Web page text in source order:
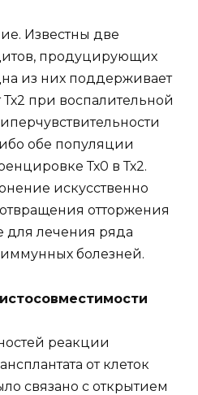
Известны две
продуцирующих
из них поддерживает
Тх2 при воспалительной
обе популяции
Тх0 в Тх2.
искусственно
отторжения
для лечения ряда
болезней.
реакции
от клеток
связано с открытием